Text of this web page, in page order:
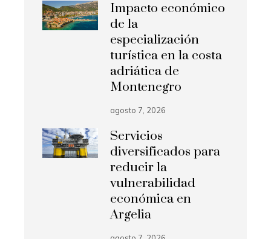
Impacto económico
de la
especialización
turística en la costa
adriática de
Montenegro
agosto 7, 2026
Servicios
diversificados para
reducir la
vulnerabilidad
económica en
Argelia